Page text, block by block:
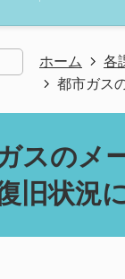
ホーム 各
都市ガス
スのメ
旧状況